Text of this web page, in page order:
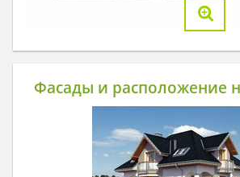
Фасады и расположение